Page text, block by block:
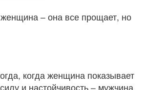
– она все прощает, но
когда женщина показывает
и настойчивость – мужчина